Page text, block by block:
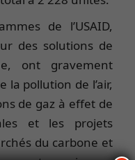
de l’USAID,
des solutions de
ont gravement
pollution de l’air,
de gaz à effet de
et les projets
du carbone et